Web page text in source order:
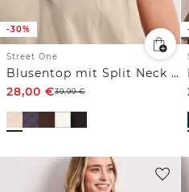
-30%
Street One
Blusentop mit Split Neck und Shiffleydetails
28,00 €39,99€